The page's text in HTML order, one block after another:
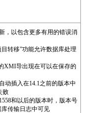
，以包含更多有用的错误消
转移”功能允许数据库处理
XMI导出现在可以在保存的
动插入在14.1之前的版本中
败
和以后的版本时，版本号
库传输日志中可见